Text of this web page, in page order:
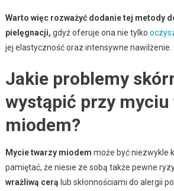
Warto więc rozważyć dodanie tej metody
pielęgnacji, gdyż oferuje ona nie tylko
jej elastyczność oraz intensywne nawilżenie.
Jakie problemy
wystąpić przy myciu
miodem?
Mycie twarzy miodem może być niezwykle
pamiętać, że niesie ze sobą także pewne
wrażliwą cerą lub skłonnościami do alergii